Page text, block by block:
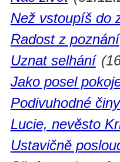
Než vstoupíš do
Radost z poznání
Uznat selhání
Jako posel
Podivuhodné
Lucie, nevěsto
Ustavičně